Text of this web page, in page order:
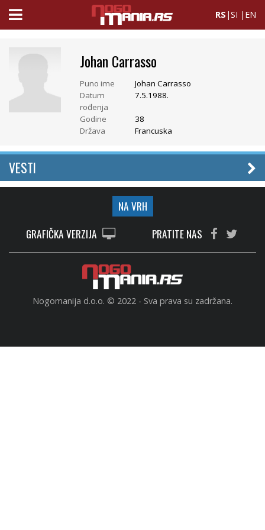
RS |SI | EN
Johan Carrasso
Puno ime
Johan Carrasso
Datum
rođenja
7.5.1988.
Godine
38
Država
Francuska
VESTI
NA VRH
GRAFIČKA VERZIJA
PRATITE NAS
Nogomanija d.o.o. © 2022 - Sva prava su zadržana.